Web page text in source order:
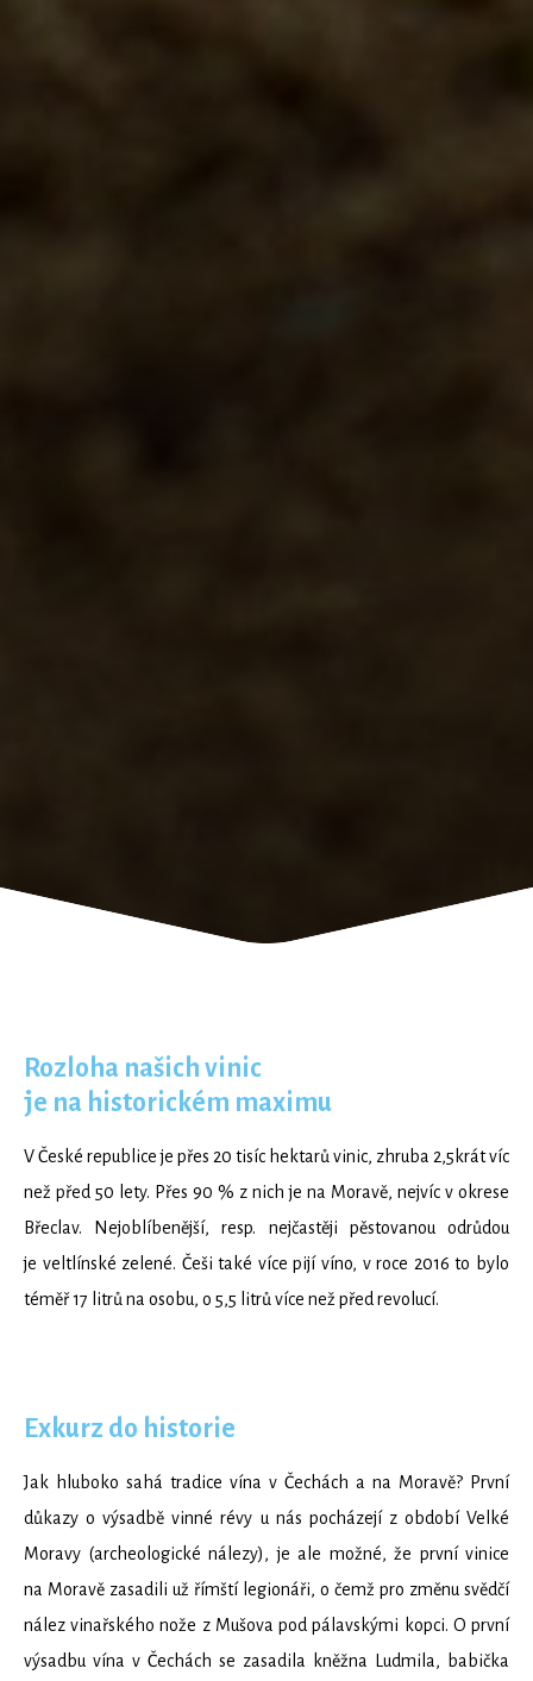
Rozloha našich vinic
je na historickém maximu
V České republice je přes 20 tisíc hektarů vinic, zhruba 2,5krát víc
než před 50 lety. Přes 90 % z nich je na Moravě, nejvíc v okrese
Břeclav. Nejoblíbenější, resp. nejčastěji pěstovanou odrůdou
je veltlínské zelené. Češi také více pijí víno, v roce 2016 to bylo
téměř 17 litrů na osobu, o 5,5 litrů více než před revolucí.
Exkurz do historie
Jak hluboko sahá tradice vína v Čechách a na Moravě? První
důkazy o výsadbě vinné révy u nás pocházejí z období Velké
Moravy (archeologické nálezy), je ale možné, že první vinice
na Moravě zasadili už římští legionáři, o čemž pro změnu svědčí
nález vinařského nože z Mušova pod pálavskými kopci. O první
výsadbu vína v Čechách se zasadila kněžna Ludmila, babička